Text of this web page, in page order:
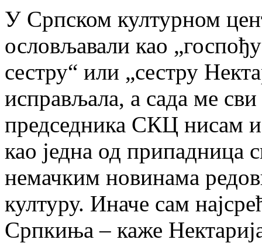
У Српском културном
ословљавали као
сестру“ или „сестру
исправљала, а сада ме сви
председника СКЦ нисам
као једна од припадница
немачким новинама
културу. Иначе сам
Српкиња – каже